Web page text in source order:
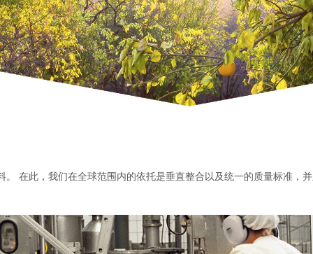
在此，我们在全球范围内的依托是垂直整合以及统一的质量标准，